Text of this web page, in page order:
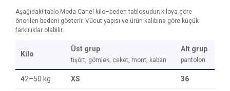
Aşağıdaki tablo Moda Canel kilo–beden tablosudur; kiloya göre
önerilen bedeni gösterir. Vücut yapısı ve ürün kalıbına göre küçük
farklılıklar olabilir.
Kilo
Üst grup
tişört, gömlek, ceket, mont, kaban
Alt grup
pantolon
42–50 kg XS 36